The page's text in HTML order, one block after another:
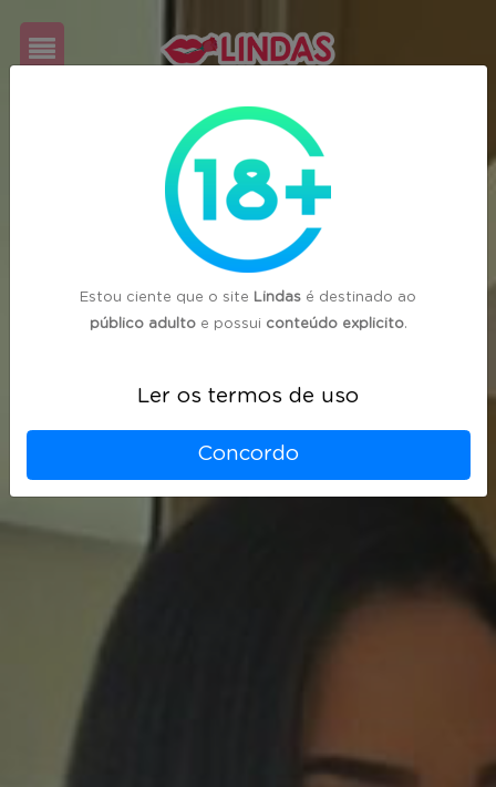
Estou ciente que o site Lindas é destinado ao
público adultoe possui conteúdo explicito.
Ler os termos de uso
Concordo